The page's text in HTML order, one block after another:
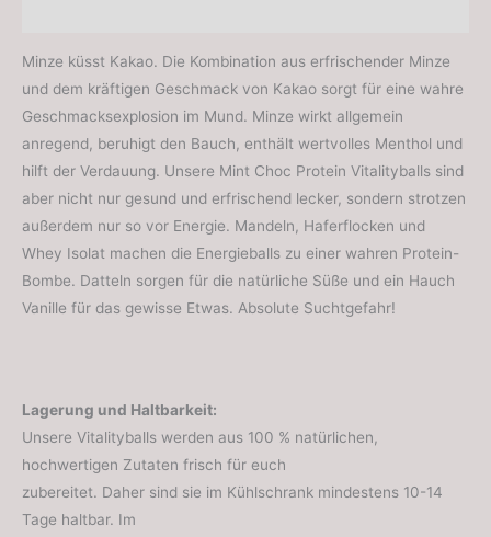
Minze küsst Kakao. Die Kombination aus erfrischender Minze
und dem kräftigen Geschmack von Kakao sorgt für eine wahre
Geschmacksexplosion im Mund. Minze wirkt allgemein
anregend, beruhigt den Bauch, enthält wertvolles Menthol und
hilft der Verdauung. Unsere Mint Choc Protein Vitalityballs sind
aber nicht nur gesund und erfrischend lecker, sondern strotzen
außerdem nur so vor Energie. Mandeln, Haferflocken und
Whey Isolat machen die Energieballs zu einer wahren Protein-
Bombe. Datteln sorgen für die natürliche Süße und ein Hauch
Vanille für das gewisse Etwas. Absolute Suchtgefahr!
Lagerung und Haltbarkeit:
Unsere Vitalityballs werden aus 100 % natürlichen,
hochwertigen Zutaten frisch für euch
zubereitet. Daher sind sie im Kühlschrank mindestens 10-14
Tage haltbar. Im